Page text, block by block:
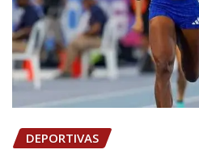
DEPORTIVAS